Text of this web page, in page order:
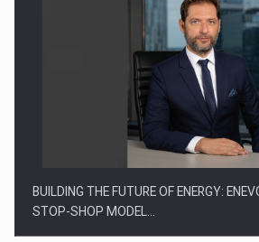
BUILDING THE FUTURE OF ENERGY:
STOP-SHOP MODEL…